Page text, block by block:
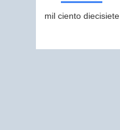
mil ciento diecisiete